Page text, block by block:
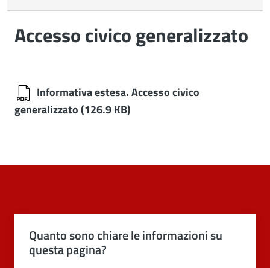
Accesso civico generalizzato
Informativa estesa. Accesso civico
generalizzato(126.9 KB)
Quanto sono chiare le informazioni su
questa pagina?